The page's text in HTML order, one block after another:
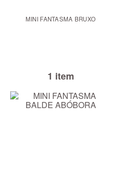
MINI FANTASMA BRUXO
1 item